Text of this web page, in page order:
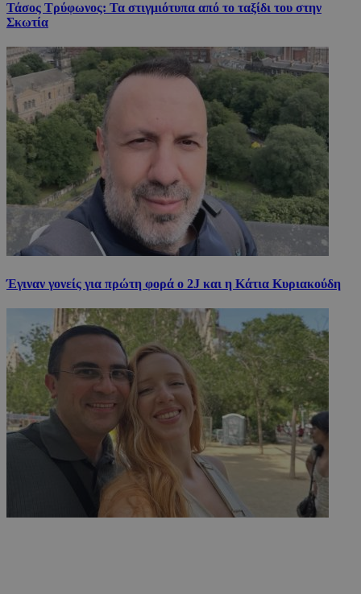
Τάσος Τρύφωνος: Τα στιγμιότυπα από το ταξίδι του στην
Σκωτία
Έγιναν γονείς για πρώτη φορά ο 2J και η Κάτια Κυριακούδη